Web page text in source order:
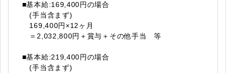
■基本給:169,400円の場合
(手当含まず)
169,400円×12ヶ月
＝2,032,800円＋賞与＋その他手当 等
■基本給:219,400円の場合
(手当含まず)